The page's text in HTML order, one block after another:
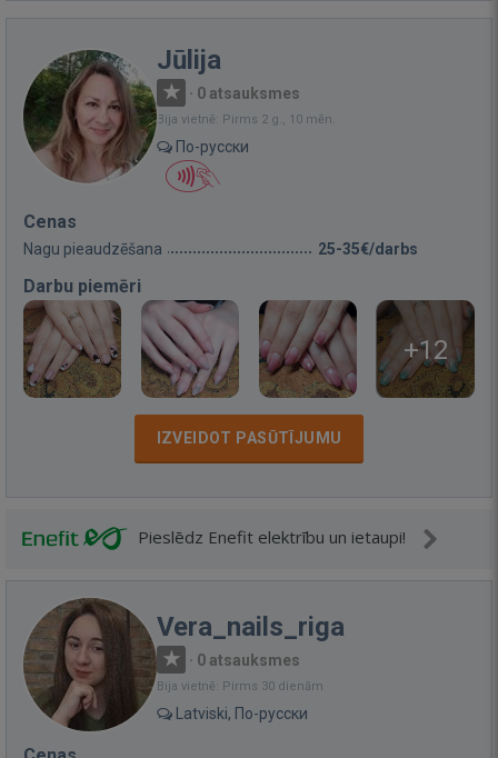
Jūlija
· 0 atsauksmes
Bija vietnē: Pirms 2 g., 10 mēn.
По-русски
Cenas
Nagu pieaudzēšana 25-35€/darbs
Darbu piemēri
+12
IZVEIDOT PASŪTĪJUMU
Pieslēdz Enefit elektrību un ietaupi!
Vera_nails_riga
· 0 atsauksmes
Bija vietnē: Pirms 30 dienām
Latviski, По-русски